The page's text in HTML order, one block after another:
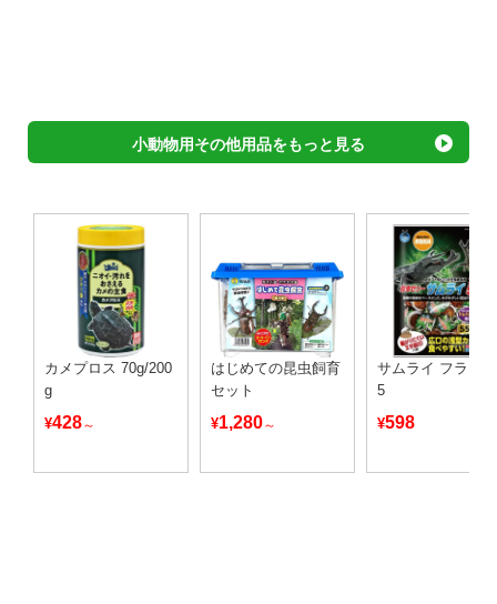
小動物用その他用品をもっと見る
カメプロス 70g/200
g
¥428～
はじめての昆虫飼育
セット
¥1,280～
サムライ フラッ
5
¥598